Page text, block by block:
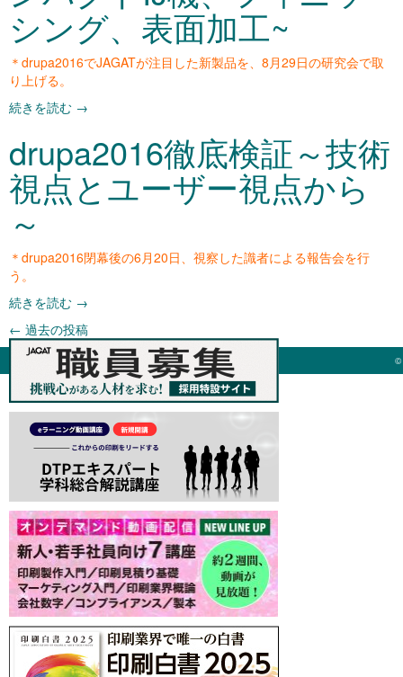
シング、表面加工~
＊drupa2016でJAGATが注目した新製品を、8月29日の研究会で取
り上げる。
続きを読む →
drupa2016徹底検証～技術
視点とユーザー視点から
～
＊drupa2016閉幕後の6月20日、視察した識者による報告会を行
う。
続きを読む →
← 過去の投稿
©